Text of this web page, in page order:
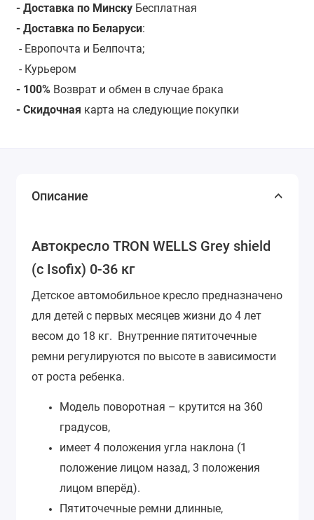
- Доставка по МинскуБесплатная
- Доставка по Беларуси:
- Европочта и Белпочта;
- Курьером
- 100% Возврат и обмен в случае брака
- Скидочная карта на следующие покупки
Описание
Автокресло TRON WELLS Grey shield
(с Isofix) 0-36 кг
Детское автомобильное кресло предназначено
для детей с первых месяцев жизни до 4 лет
весом до 18 кг. Внутренние пятиточечные
ремни регулируются по высоте в зависимости
от роста ребенка.
Модель поворотная – крутится на 360
градусов,
имеет 4 положения угла наклона (1
положение лицом назад, 3 положения
лицом вперёд).
Пятиточечные ремни длинные,